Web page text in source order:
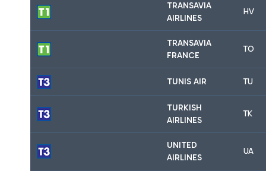
TRANSAVIA
AIRLINES
HV
TRANSAVIA
FRANCE
TO
TUNIS AIR TU
TURKISH
AIRLINES
TK
UNITED
AIRLINES
UA